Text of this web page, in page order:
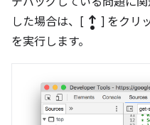
した場合は、[ step_out ] をクリ
を実行します。